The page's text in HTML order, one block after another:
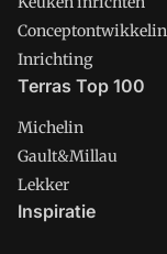
Inrichting
Terras Top 100
Michelin
Gault&Millau
Lekker
Inspiratie